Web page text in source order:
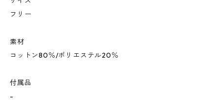
フリー
素材
コットン80％/ポリエステル20％
付属品
-